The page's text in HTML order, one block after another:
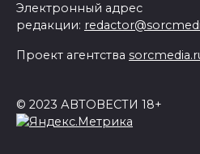
Электронный адрес
редакции:
Проект агентства
© 2023 АВТОВЕСТИ 18+